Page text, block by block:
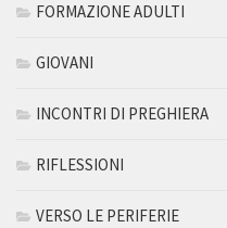
FORMAZIONE ADULTI
GIOVANI
INCONTRI DI PREGHIERA
RIFLESSIONI
VERSO LE PERIFERIE